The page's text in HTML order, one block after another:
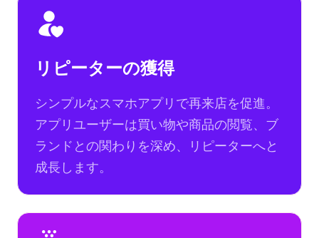
リピーターの獲得
シンプルなスマホアプリで再来店を促進。
アプリユーザーは買い物や商品の閲覧、ブ
ランドとの関わりを深め、リピーターへと
成長します。